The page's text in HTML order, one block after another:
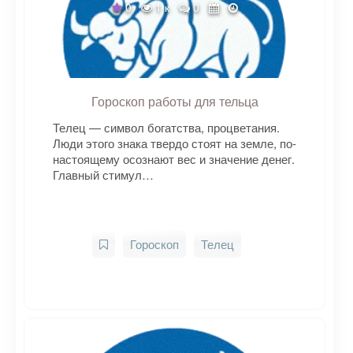
0 1 к 0
Гороскоп работы для тельца
Телец — символ богатства, процветания.
Люди этого знака твердо стоят на земле, по-
настоящему осознают вес и значение денег.
Главный стимул…
Гороскоп Телец